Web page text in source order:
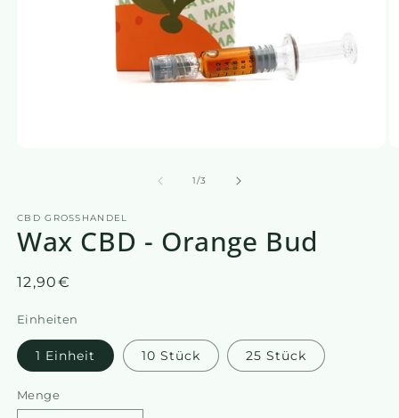
Fenster
öffnen
1/von
3
CBD GROSSHANDEL
Wax CBD - Orange Bud
Üblicher
12,90€
Einheiten
1 Einheit 10 Stück 25 Stück
Menge